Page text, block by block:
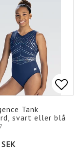
favoritlistan
favoritlistan
Tank
svart eller blå